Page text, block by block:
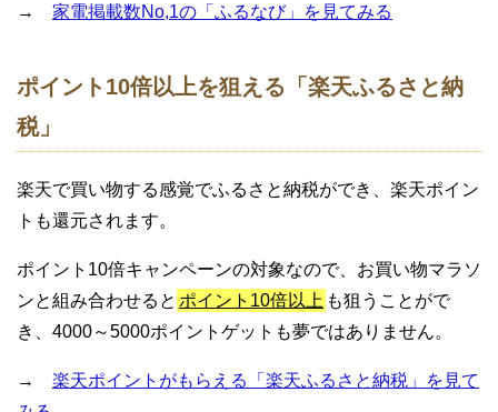
→ 家電掲載数No,1の「ふるなび」を見てみる
ポイント10倍以上を狙える「楽天ふるさと納
税」
楽天で買い物する感覚でふるさと納税ができ、楽天ポイン
トも還元されます。
ポイント10倍キャンペーンの対象なので、お買い物マラソ
ンと組み合わせると ポイント10倍以上 も狙うことがで
き、4000～5000ポイントゲットも夢ではありません。
→ 楽天ポイントがもらえる「楽天ふるさと納税」を見て